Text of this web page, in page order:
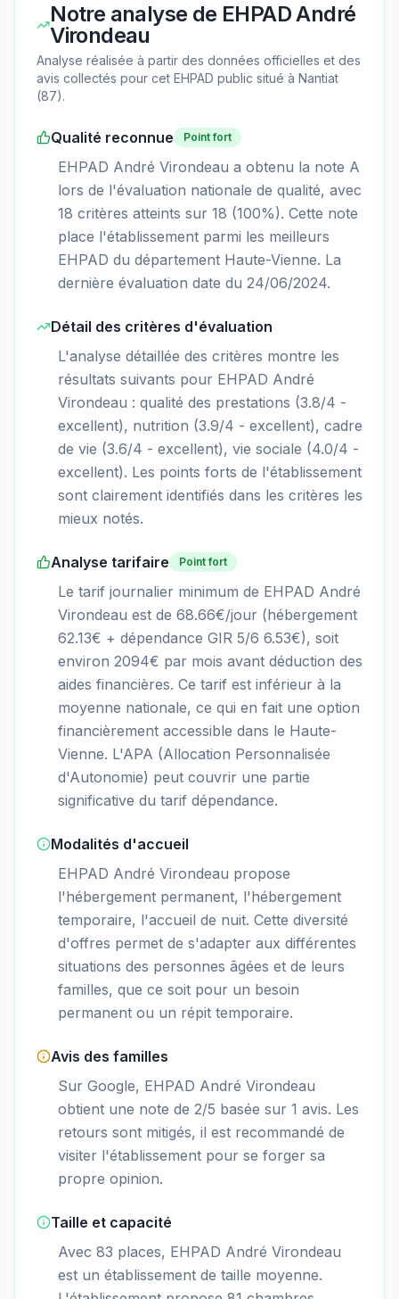
Notre analyse de EHPAD André
Virondeau
Analyse réalisée à partir des données officielles et des
avis collectés pour cet EHPAD public situé à Nantiat
(87).
Qualité reconnue Point fort
EHPAD André Virondeau a obtenu la note A
lors de l'évaluation nationale de qualité, avec
18 critères atteints sur 18 (100%). Cette note
place l'établissement parmi les meilleurs
EHPAD du département Haute-Vienne. La
dernière évaluation date du 24/06/2024.
Détail des critères d'évaluation
L'analyse détaillée des critères montre les
résultats suivants pour EHPAD André
Virondeau : qualité des prestations (3.8/4 -
excellent), nutrition (3.9/4 - excellent), cadre
de vie (3.6/4 - excellent), vie sociale (4.0/4 -
excellent). Les points forts de l'établissement
sont clairement identifiés dans les critères les
mieux notés.
Analyse tarifaire Point fort
Le tarif journalier minimum de EHPAD André
Virondeau est de 68.66€/jour (hébergement
62.13€ + dépendance GIR 5/6 6.53€), soit
environ 2094€ par mois avant déduction des
aides financières. Ce tarif est inférieur à la
moyenne nationale, ce qui en fait une option
financièrement accessible dans le Haute-
Vienne. L'APA (Allocation Personnalisée
d'Autonomie) peut couvrir une partie
significative du tarif dépendance.
Modalités d'accueil
EHPAD André Virondeau propose
l'hébergement permanent, l'hébergement
temporaire, l'accueil de nuit. Cette diversité
d'offres permet de s'adapter aux différentes
situations des personnes âgées et de leurs
familles, que ce soit pour un besoin
permanent ou un répit temporaire.
Avis des familles
Sur Google, EHPAD André Virondeau
obtient une note de 2/5 basée sur 1 avis. Les
retours sont mitigés, il est recommandé de
visiter l'établissement pour se forger sa
propre opinion.
Taille et capacité
Avec 83 places, EHPAD André Virondeau
est un établissement de taille moyenne.